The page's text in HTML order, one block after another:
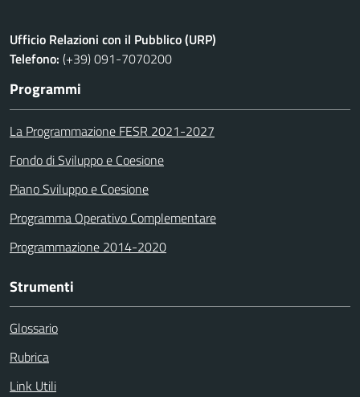
Ufficio Relazioni con il Pubblico (URP)
Telefono: (+39) 091-7070200
Programmi
La Programmazione FESR 2021-2027
Fondo di Sviluppo e Coesione
Piano Sviluppo e Coesione
Programma Operativo Complementare
Programmazione 2014-2020
Strumenti
Glossario
Rubrica
Link Utili